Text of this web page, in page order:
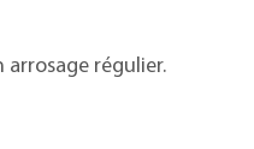
régulier.